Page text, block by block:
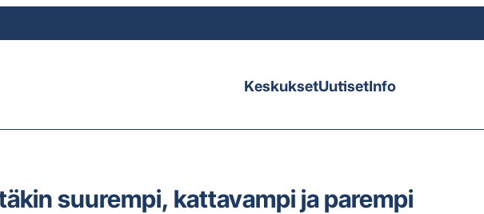
KeskuksetUutisetInfo
suurempi, kattavampi ja parempi